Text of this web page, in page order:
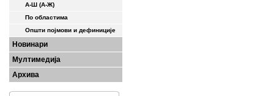
А-Ш (A-Ж)
По областима
Општи појмови и дефиниције
Новинари
Мултимедија
Архива